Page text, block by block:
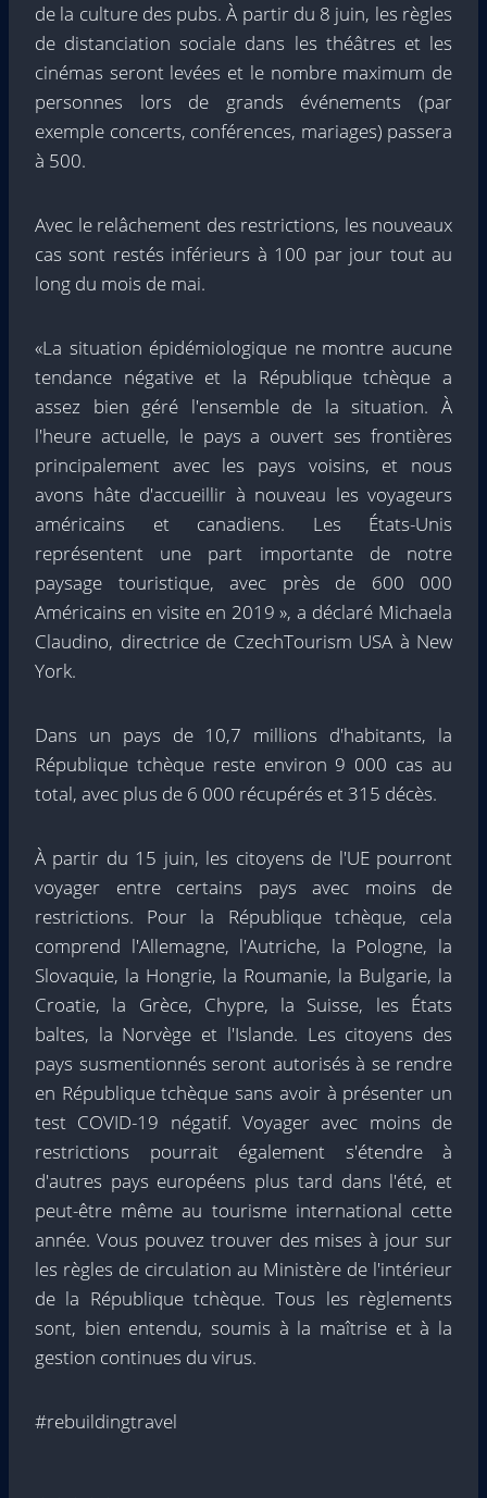
de la culture des pubs. À partir du 8 juin, les règles
de distanciation sociale dans les théâtres et les
cinémas seront levées et le nombre maximum de
personnes lors de grands événements (par
exemple concerts, conférences, mariages) passera
à 500.
Avec le relâchement des restrictions, les nouveaux
cas sont restés inférieurs à 100 par jour tout au
long du mois de mai.
«La situation épidémiologique ne montre aucune
tendance négative et la République tchèque a
assez bien géré l'ensemble de la situation. À
l'heure actuelle, le pays a ouvert ses frontières
principalement avec les pays voisins, et nous
avons hâte d'accueillir à nouveau les voyageurs
américains et canadiens. Les États-Unis
représentent une part importante de notre
paysage touristique, avec près de 600 000
Américains en visite en 2019 », a déclaré Michaela
Claudino, directrice de CzechTourism USA à New
York.
Dans un pays de 10,7 millions d'habitants, la
République tchèque reste environ 9 000 cas au
total, avec plus de 6 000 récupérés et 315 décès.
À partir du 15 juin, les citoyens de l'UE pourront
voyager entre certains pays avec moins de
restrictions. Pour la République tchèque, cela
comprend l'Allemagne, l'Autriche, la Pologne, la
Slovaquie, la Hongrie, la Roumanie, la Bulgarie, la
Croatie, la Grèce, Chypre, la Suisse, les États
baltes, la Norvège et l'Islande. Les citoyens des
pays susmentionnés seront autorisés à se rendre
en République tchèque sans avoir à présenter un
test COVID-19 négatif. Voyager avec moins de
restrictions pourrait également s'étendre à
d'autres pays européens plus tard dans l'été, et
peut-être même au tourisme international cette
année. Vous pouvez trouver des mises à jour sur
les règles de circulation au Ministère de l'intérieur
de la République tchèque. Tous les règlements
sont, bien entendu, soumis à la maîtrise et à la
gestion continues du virus.
#rebuildingtravel